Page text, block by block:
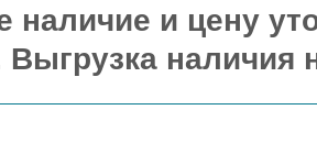
наличие и цену
наличия